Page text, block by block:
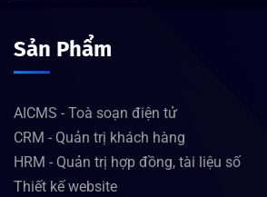
Sản Phẩm
AICMS - Toà soạn điện tử
CRM - Quản trị khách hàng
HRM - Quản trị hợp đồng, tài liệu số
Thiết kế website